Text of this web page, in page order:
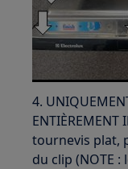
4.
tournevis plat,
du clip (NOTE